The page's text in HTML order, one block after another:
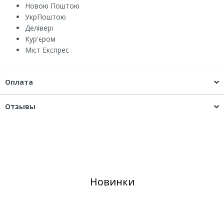
Новою Поштою
УкрПоштою
Делівері
Кур'єром
Міст Експрес
Оплата
Отзывы
Новинки